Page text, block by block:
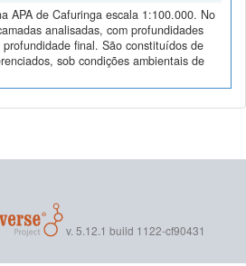
APA de Cafuringa escala 1:100.000. No
analisadas, com profundidades
final. São constituídos de
sob condições ambientais de
v. 5.12.1 build 1122-cf90431